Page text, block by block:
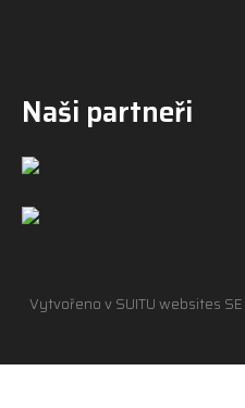
Naši partneři
Vytvořeno vSUITU websites SE